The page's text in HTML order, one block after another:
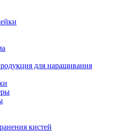
для наращивания
кистей